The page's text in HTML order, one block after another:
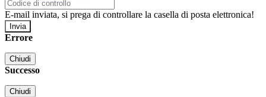
E-mail inviata, si prega di controllare la casella di posta elettronica!
Errore
Chiudi
Successo
Chiudi